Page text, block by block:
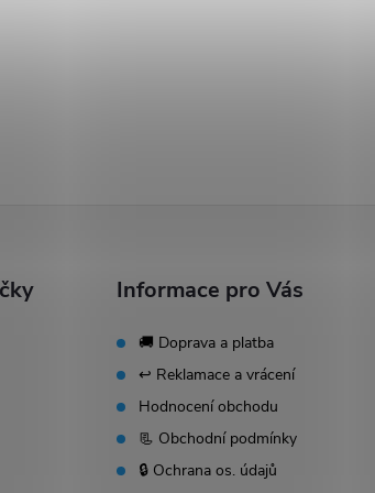
Informace pro Vás
🚚 Doprava a platba
↩️ Reklamace a vrácení
Hodnocení obchodu
📃 Obchodní podmínky
🔒 Ochrana os. údajů